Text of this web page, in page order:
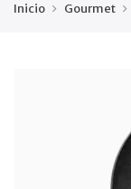
Inicio Gourmet